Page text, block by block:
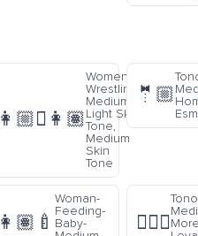
👩🏼‍🫯‍👩🏽
Women
Wrestling:
Medium-
Light Skin
Tone,
Medium
Skin
Tone
🤵🏼
👩🏽‍🍼
Woman-
Feeding-
Baby-
🏋🏾‍♀️